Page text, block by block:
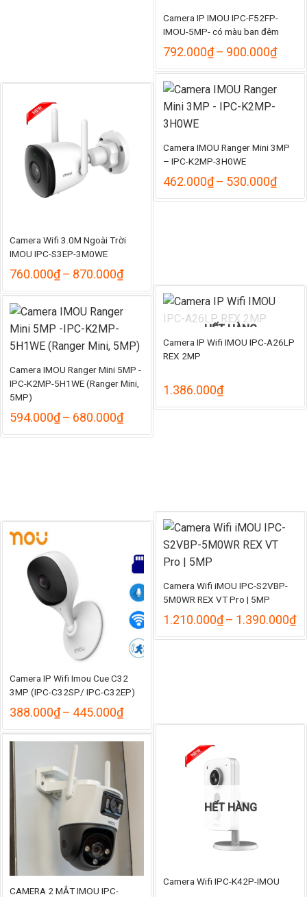
Camera IP IMOU IPC-F52FP-
IMOU-5MP- có màu ban đêm
792.000₫– 900.000₫
từ
Camera IMOU Ranger Mini 3MP
– IPC-K2MP-3H0WE
462.000₫– 530.000₫
từ
Camera Wifi 3.0M Ngoài Trời
IMOU IPC-S3EP-3M0WE
760.000₫– 870.000₫Khoảng
từ
760.000₫
HẾT HÀNG
Camera IP Wifi IMOU IPC-A26LP
REX 2MP
1.386.000₫
Camera IMOU Ranger Mini 5MP -
IPC-K2MP-5H1WE (Ranger Mini,
5MP)
594.000₫– 680.000₫Khoảng
từ
Camera Wifi iMOU IPC-S2VBP-
5M0WR REX VT Pro | 5MP
1.210.000₫– 1.390.000₫
từ
Camera IP Wifi Imou Cue C32
3MP (IPC-C32SP/ IPC-C32EP)
388.000₫– 445.000₫Khoảng
từ
388.000₫
đến
445.000₫
HẾT HÀNG
Camera Wifi IPC-K42P-IMOU
CAMERA 2 MẮT IMOU IPC-